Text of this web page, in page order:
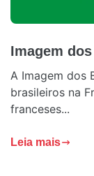
Imagem
A Imagem dos
brasileiros na
franceses...
Leia mais